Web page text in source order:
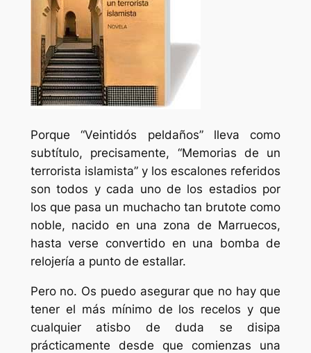
Porque “Veintidós peldaños” lleva como
subtítulo, precisamente, “Memorias de un
terrorista islamista” y los escalones referidos
son todos y cada uno de los estadios por
los que pasa un muchacho tan brutote como
noble, nacido en una zona de Marruecos,
hasta verse convertido en una bomba de
relojería a punto de estallar.
Pero no. Os puedo asegurar que no hay que
tener el más mínimo de los recelos y que
cualquier atisbo de duda se disipa
prácticamente desde que comienzas una